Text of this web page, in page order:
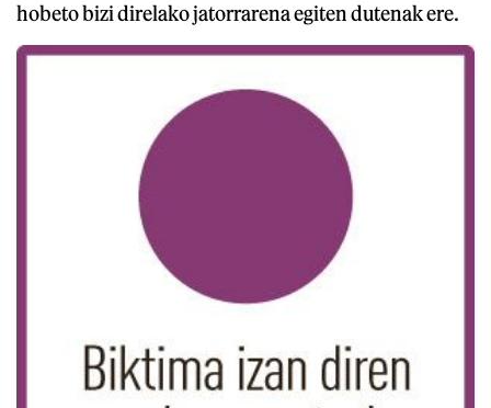
hobeto bizi direlako jatorrarena egiten dutenak ere.